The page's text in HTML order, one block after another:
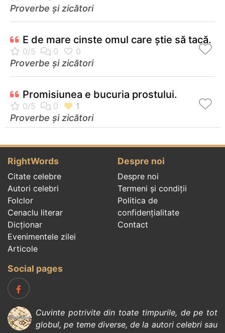
Proverbe și zicători
E de mare cinste omul care ştie să tacă.
Proverbe și zicători
Promisiunea e bucuria prostului.
Proverbe și zicători
RightWords
Citate celebre
Autori celebri
Folclor
Cenaclu literar
Dicționar
Evenimentele zilei
Articole
Despre noi
Despre noi
Termeni și condiții
Politica de
confidenţialitate
Contact
Social pages
Cuvinte potrivite din toate timpurile, de pe tot
globul, pe teme diverse, de la autori celebrisau